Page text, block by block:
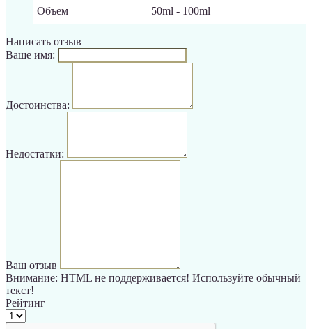
Объем 50ml - 100ml
Написать отзыв
Ваше имя:
Достоинства:
Недостатки:
Ваш отзыв
Внимание: HTML не поддерживается! Используйте обычный
текст!
Рейтинг